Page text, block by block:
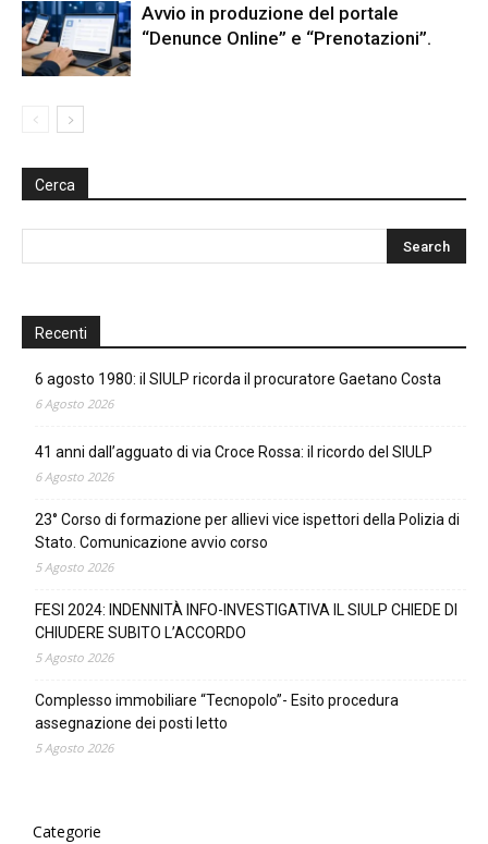
Avvio in produzione del portale
“Denunce Online” e “Prenotazioni”.
Cerca
Recenti
6 agosto 1980: il SIULP ricorda il procuratore Gaetano Costa
6 Agosto 2026
41 anni dall’agguato di via Croce Rossa: il ricordo del SIULP
6 Agosto 2026
23° Corso di formazione per allievi vice ispettori della Polizia di
Stato. Comunicazione avvio corso
5 Agosto 2026
FESI 2024: INDENNITÀ INFO-INVESTIGATIVA IL SIULP CHIEDE DI
CHIUDERE SUBITO L’ACCORDO
5 Agosto 2026
Complesso immobiliare “Tecnopolo”- Esito procedura
assegnazione dei posti letto
5 Agosto 2026
Categorie